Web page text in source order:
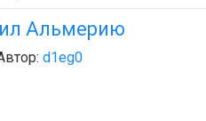
Альмерию
d1eg0